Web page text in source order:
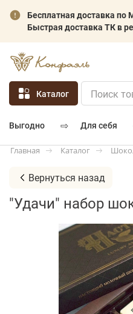
Бесплатная доставка по
Быстрая доставка ТК в
Каталог
выгодно ⇨ для себя
Главная Каталог
Вернуться назад
"Удачи" набор